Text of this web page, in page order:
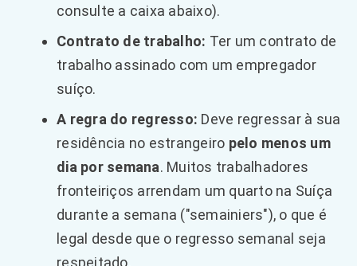
consulte a caixa abaixo).
Contrato de trabalho: Ter um contrato de
trabalho assinado com um empregador
suíço.
A regra do regresso: Deve regressar à sua
residência no estrangeiro pelo menos um
dia por semana. Muitos trabalhadores
fronteiriços arrendam um quarto na Suíça
durante a semana ("semainiers"), o que é
legal desde que o regresso semanal seja
respeitado.